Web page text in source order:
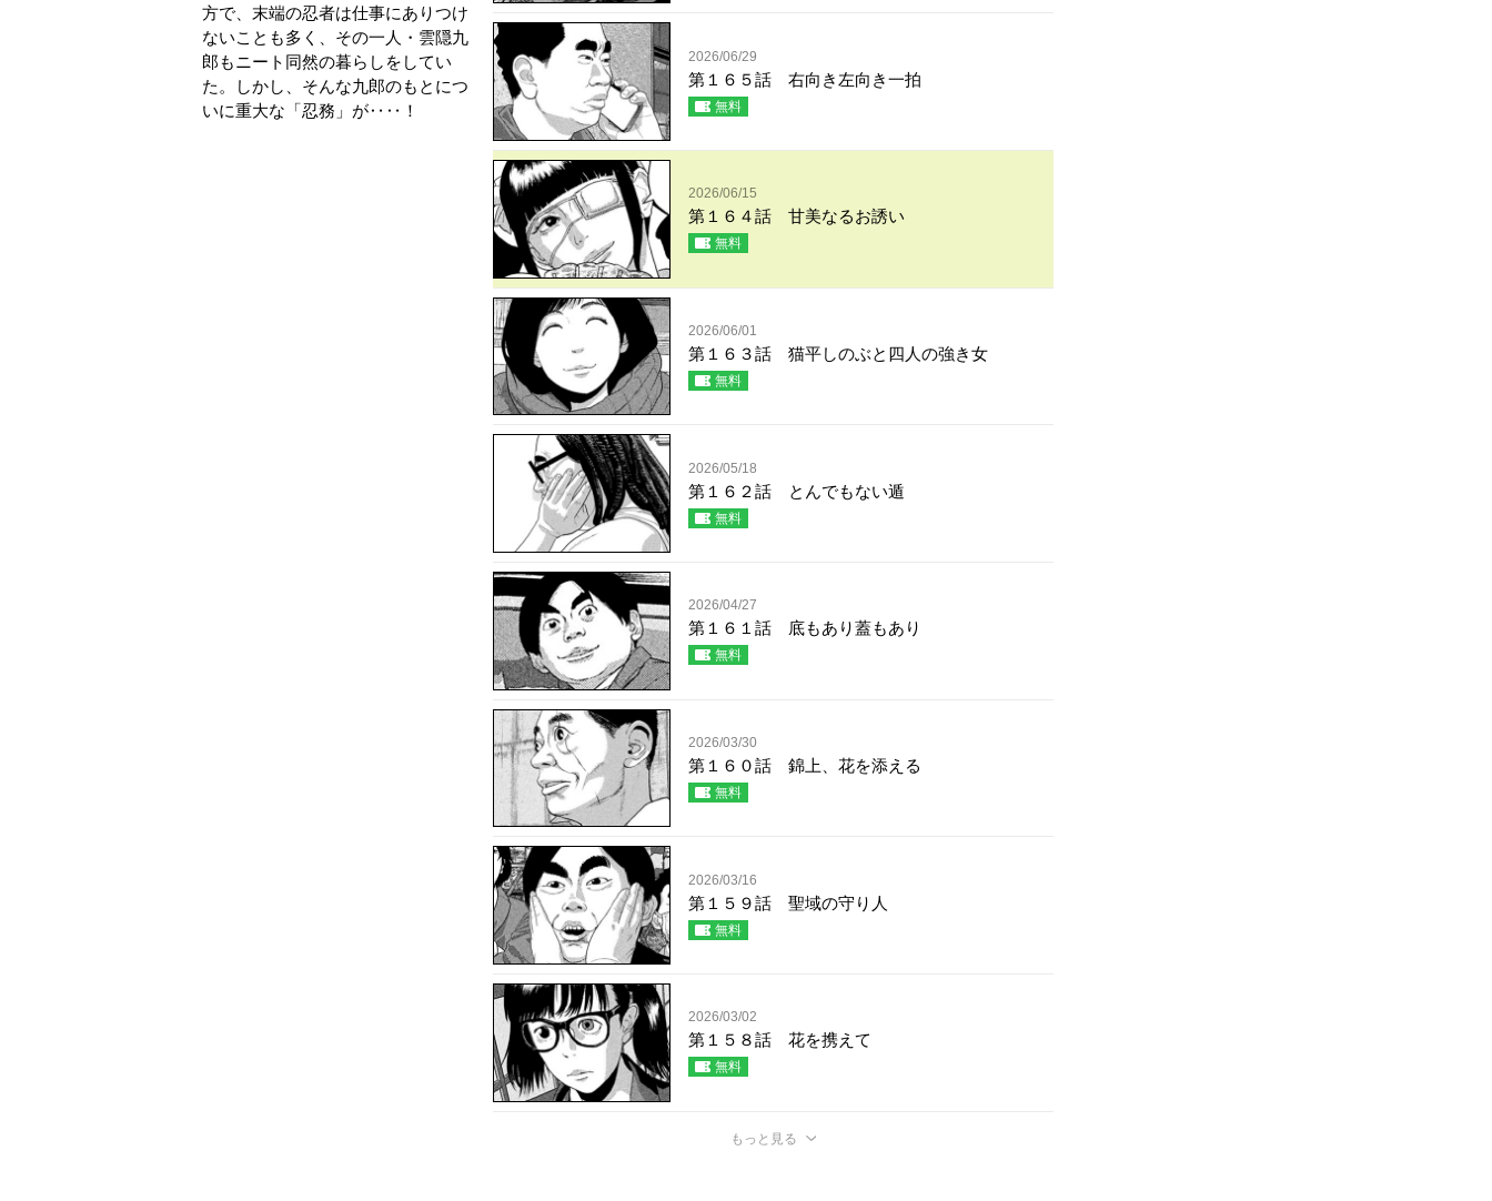
方で、末端の忍者は仕事にありつけ
ないことも多く、その一人・雲隠九
郎もニート同然の暮らしをしてい
た。しかし、そんな九郎のもとにつ
いに重大な「忍務」が‥‥！
2026/06/29
第１６５話 右向き左向き一拍
無料
2026/06/15
第１６４話 甘美なるお誘い
無料
2026/06/01
第１６３話 猫平しのぶと四人の強き女
無料
2026/05/18
第１６２話 とんでもない遁
無料
2026/04/27
第１６１話 底もあり蓋もあり
無料
2026/03/30
第１６０話 錦上、花を添える
無料
2026/03/16
第１５９話 聖域の守り人
無料
2026/03/02
第１５８話 花を携えて
無料
もっと見る